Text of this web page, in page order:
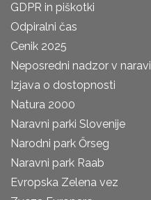
GDPR in piškotki
Odpiralni čas
Cenik 2025
Neposredni nadzor v naravi
Izjava o dostopnosti
Natura 2000
Naravni parki Slovenije
Narodni park Őrseg
Naravni park Raab
Evropska Zelena vez